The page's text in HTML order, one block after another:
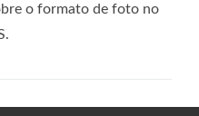
o formato de foto no